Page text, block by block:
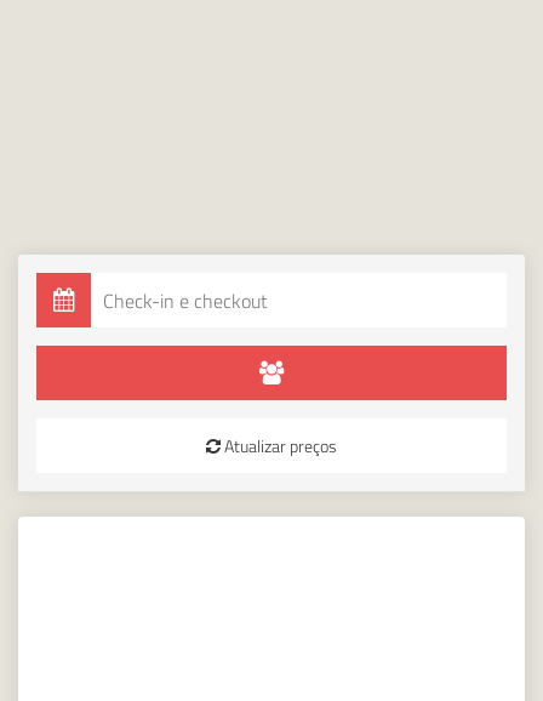
Atualizar preços